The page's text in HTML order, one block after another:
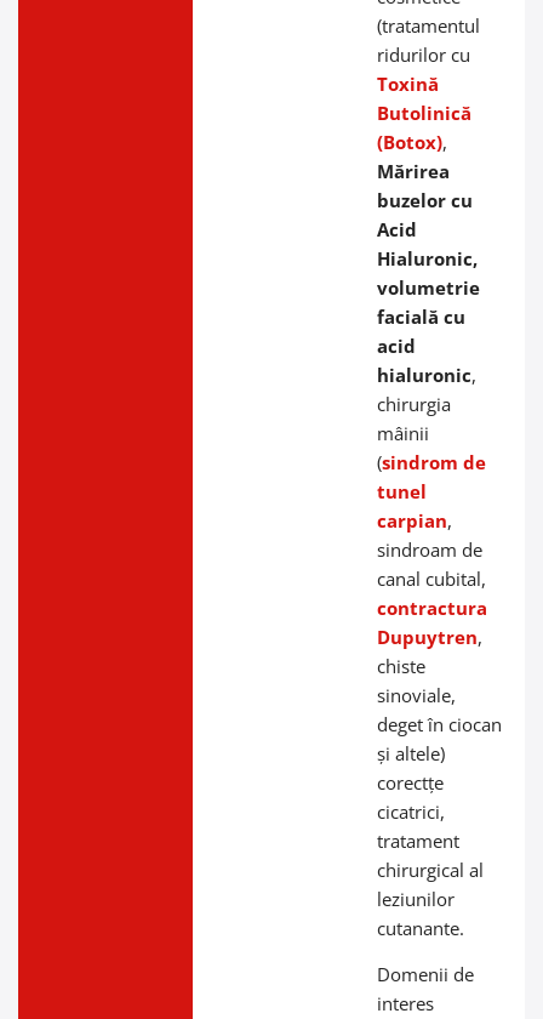
(tratamentul
ridurilor cu
Toxină
Butolinică
(Botox),
Mărirea
buzelor cu
Acid
Hialuronic,
volumetrie
facială cu
acid
hialuronic,
chirurgia
mâinii
(sindrom de
tunel
carpian,
sindroam de
canal cubital,
contractura
Dupuytren,
chiste
sinoviale,
deget în ciocan
și altele)
corectțe
cicatrici,
tratament
chirurgical al
leziunilor
cutanante.
Domenii de
interes